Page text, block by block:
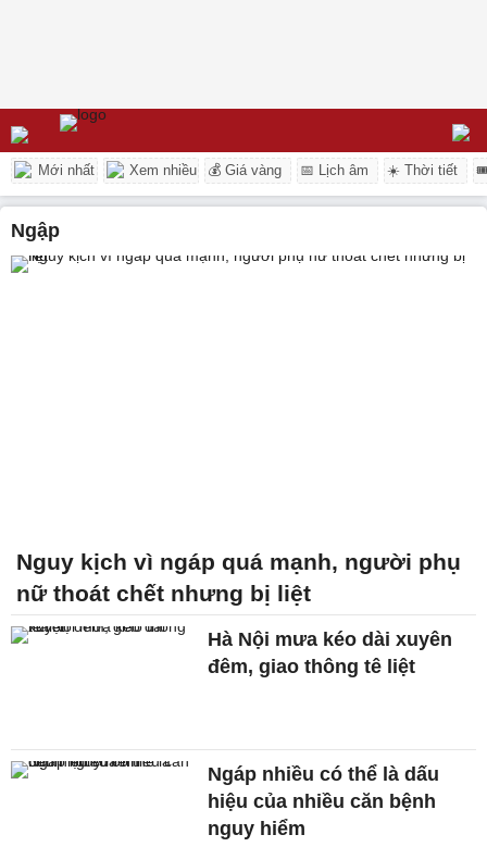
Mới nhất Xem nhiều 💰 Giá vàng 📅 Lịch âm ☀️ Thời tiết
ngập
Nguy kịch vì ngáp quá mạnh, người phụ
nữ thoát chết nhưng bị liệt
Hà Nội mưa kéo dài xuyên
đêm, giao thông tê liệt
Ngáp nhiều có thể là dấu
hiệu của nhiều căn bệnh
nguy hiểm